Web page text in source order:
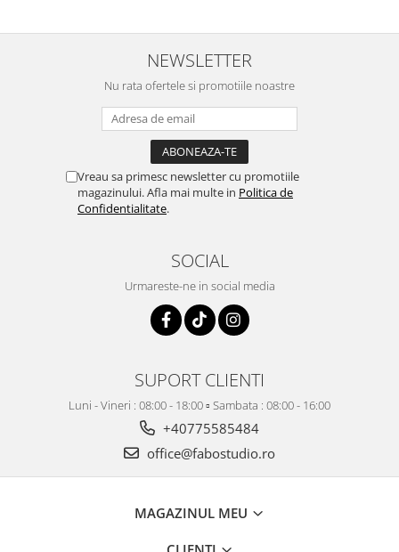
NEWSLETTER
Nu rata ofertele si promotiile noastre
Vreau sa primesc newsletter cu promotiile
magazinului. Afla mai multe in Politica de
Confidentialitate.
SOCIAL
Urmareste-ne in social media
SUPORT CLIENTI
Luni - Vineri : 08:00 - 18:00 ▫️ Sambata : 08:00 - 16:00
+40775585484
office@fabostudio.ro
MAGAZINUL MEU